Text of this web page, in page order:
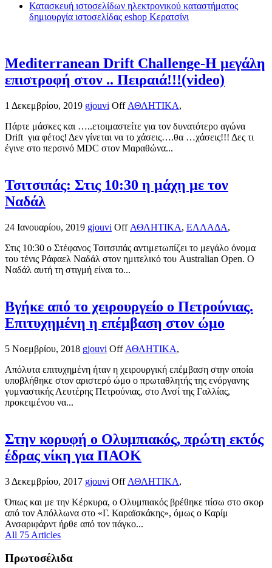
Κατασκευή ιστοσελίδων ηλεκτρονικού καταστήματος
δημιουργία ιστοσελίδας eshop Κερατσίνι
Mediterranean Drift Challenge-Η μεγάλη
επιστροφή στον .. Πειραιά!!!(video)
1 Δεκεμβρίου, 2019 gjouvi Off ΑΘΛΗΤΙΚΑ,
Πάρτε μάσκες και …..ετοιμαστείτε για τον δυνατότερο αγώνα
Drift για φέτος! Δεν γίνεται να το χάσεις….θα …χάσεις!!! Δες τι
έγινε στο περσινό MDC στον Μαραθώνα...
Τσιτσιπάς: Στις 10:30 η μάχη με τον
Ναδάλ
24 Ιανουαρίου, 2019 gjouvi Off ΑΘΛΗΤΙΚΑ, ΕΛΛΑΔΑ,
Στις 10:30 ο Στέφανος Τσιτσιπάς αντιμετωπίζει το μεγάλο όνομα
του τένις Ράφαελ Ναδάλ στον ημιτελικό του Australian Open. Ο
Ναδάλ αυτή τη στιγμή είναι το...
Βγήκε από το χειρουργείο ο Πετρούνιας.
Επιτυχημένη η επέμβαση στον ώμο
5 Νοεμβρίου, 2018 gjouvi Off ΑΘΛΗΤΙΚΑ,
Απόλυτα επιτυχημένη ήταν η χειρουργική επέμβαση στην οποία
υποβλήθηκε στον αριστερό ώμο ο πρωταθλητής της ενόργανης
γυμναστικής Λευτέρης Πετρούνιας, στο Ανσί της Γαλλίας,
προκειμένου να...
Στην κορυφή ο Ολυμπιακός, πρώτη εκτός
έδρας νίκη για ΠΑΟΚ
3 Δεκεμβρίου, 2017 gjouvi Off ΑΘΛΗΤΙΚΑ,
Όπως και με την Κέρκυρα, ο Ολυμπιακός βρέθηκε πίσω στο σκορ
από τον Απόλλωνα στο «Γ. Καραϊσκάκης», όμως ο Καρίμ
Ανσαριφάρντ ήρθε από τον πάγκο...
All 75 Articles
Πρωτοσέλιδα